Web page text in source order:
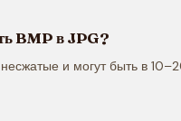
BMP в JPG?
и могут быть в